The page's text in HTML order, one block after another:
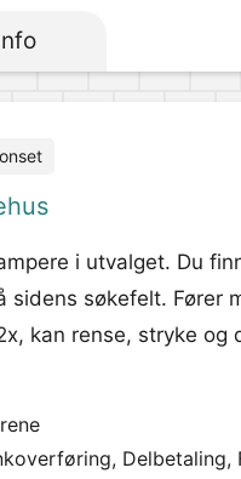
i utvalget. Du
sidens søkefelt. Fører
kan rense, stryke
Delbetaling,